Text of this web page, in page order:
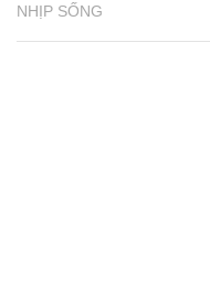
NHỊP SỐNG